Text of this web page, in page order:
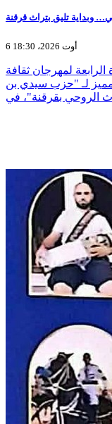
وبداية تليق بتراث قرقنة
6 أوت 2026، 18:30
لمهرجان ثقافة
مميز لـ "حزب سيدي بن